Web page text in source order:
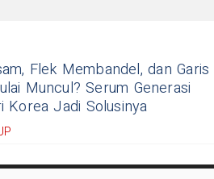
Flek Membandel, dan Garis
Muncul? Serum Generasi
Korea Jadi Solusinya